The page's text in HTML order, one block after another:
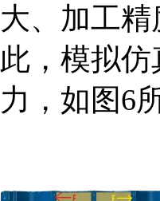
大、加工
此，模拟
力，如图6